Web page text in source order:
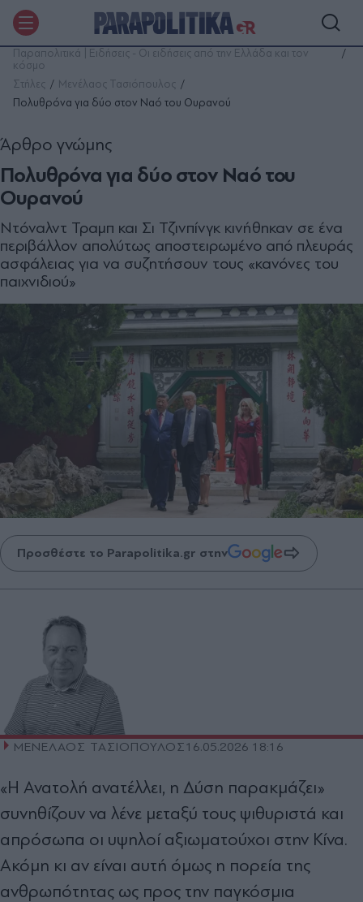
Παραπολιτικά | Ειδήσεις - Οι ειδήσεις από την Ελλάδα και τον
κόσμο
Στήλες
Μενέλαος Τασιόπουλος
Πολυθρόνα για δύο στον Ναό του Ουρανού
Πολυθρόνα για δύο στον Ναό του
Ουρανού
Άρθρο γνώμης
Ντόναλντ Τραµπ και Σι Τζινπίνγκ κινήθηκαν σε ένα
περιβάλλον απολύτως αποστειρωµένο από πλευράς
ασφάλειας για να συζητήσουν τους «κανόνες του
παιχνιδιού»
Προσθέστε το Parapolitika.gr στην
ΜΕΝΕΛΑΟΣ ΤΑΣΙΟΠΟΥΛΟΣ16.05.2026 18:16
«Η Ανατολή ανατέλλει, η ∆ύση παρακµάζει»
συνηθίζουν να λένε µεταξύ τους ψιθυριστά και
απρόσωπα οι υψηλοί αξιωµατούχοι στην Κίνα.
Ακόµη κι αν είναι αυτή όµως η πορεία της
ανθρωπότητας ως προς την παγκόσµια